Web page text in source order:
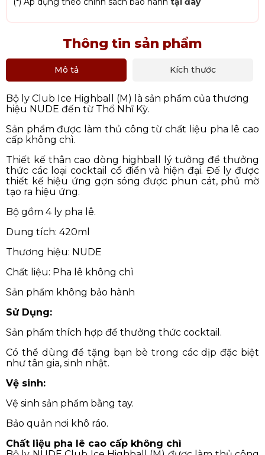
Thông tin sản phẩm
Mô tả Kích thước
Bộ ly Club Ice Highball (M) là sản phẩm của thương
hiệu NUDE đến từ Thổ Nhĩ Kỳ.
Sản phẩm được làm thủ công từ chất liệu pha lê cao
cấp không chì.
Thiết kế thân cao dòng highball lý tưởng để thưởng
thức các loại cocktail cổ điển và hiện đại. Đế ly được
thiết kế hiệu ứng gợn sóng được phun cát, phủ mờ
tạo ra hiệu ứng.
Bộ gồm 4 ly pha lê.
Dung tích: 420ml
Thương hiệu: NUDE
Chất liệu: Pha lê không chì
Sản phẩm không bảo hành
Sử Dụng:
Sản phẩm thích hợp để thưởng thức cocktail.
Có thể dùng để tặng bạn bè trong các dịp đặc biệt
như tân gia, sinh nhật.
Vệ sinh:
Vệ sinh sản phẩm bằng tay.
Bảo quản nơi khô ráo.
Chất liệu pha lê cao cấp không chì